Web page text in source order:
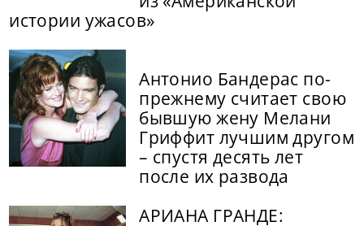
истории ужасов»
Антонио Бандерас по-
прежнему считает свою
бывшую жену Мелани
Гриффит лучшим другом
– спустя десять лет
после их развода
АРИАНА ГРАНДЕ: